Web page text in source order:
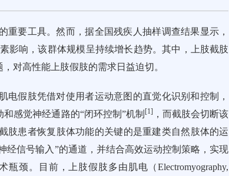
要工具。然而，据全国残疾人抽样调查结果显示，
影响，该群体规模呈持续增长趋势。其中，上肢截肢
对高性能上肢假肢的需求日益迫切。
假肢凭借对使用者运动意图的直觉化识别和控制，
感觉神经通路的“闭环控制”机制 [1] ，而截肢会切断该
肢患者恢复肢体功能的关键的是重建类自然肢体的运
经信号输入”的通道，并结合高效运动控制策略，实现
颈。目前，上肢假肢多由肌电（Electromyography,